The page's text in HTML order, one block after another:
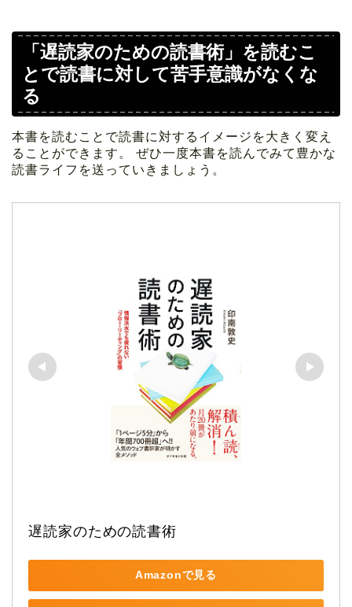
「遅読家のための読書術」を読むこ
とで読書に対して苦手意識がなくな
る
本書を読むことで読書に対するイメージを大きく変え
ることができます。 ぜひ一度本書を読んでみて豊かな
読書ライフを送っていきましょう。
遅読家のための読書術
Amazonで見る